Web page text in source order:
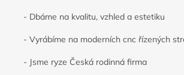
- Dbáme na kvalitu, vzhled a estetiku
- Vyrábíme na moderních cnc řízených
- Jsme ryze Česká rodinná firma